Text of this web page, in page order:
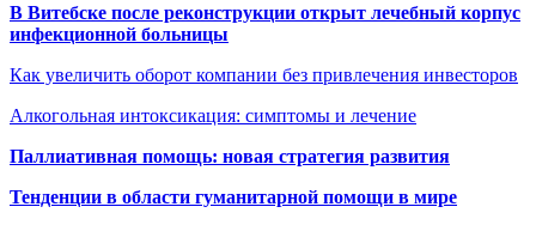
В Витебске после реконструкции открыт лечебный корпус
инфекционной больницы
Как увеличить оборот компании без привлечения инвесторов
Алкогольная интоксикация: симптомы и лечение
Паллиативная помощь: новая стратегия развития
Тенденции в области гуманитарной помощи в мире